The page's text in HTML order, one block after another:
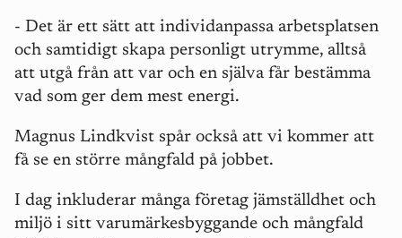
- Det är ett sätt att individanpassa arbetsplatsen
och samtidigt skapa personligt utrymme, alltså
att utgå från att var och en själva får bestämma
vad som ger dem mest energi.
Magnus Lindkvist spår också att vi kommer att
få se en större mångfald på jobbet.
I dag inkluderar många företag jämställdhet och
miljö i sitt varumärkesbyggande och mångfald